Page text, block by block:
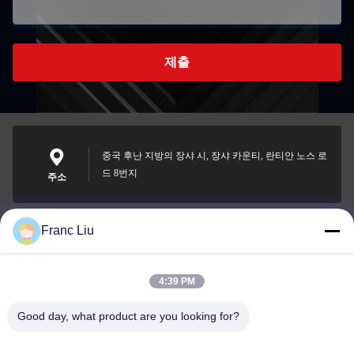
제출
주소
중국 후난 지방의 장샤 시, 장샤 카운티, 란티안 노스 로
드 8번지
sales09@vdbattery.com
Franc Liu
4:39 PM
Good day, what product are you looking for?